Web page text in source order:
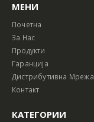
МЕНИ
Почетна
За Нас
Продукти
Гаранција
Дистрибутивна Мрежа
Контакт
КАТЕГОРИИ